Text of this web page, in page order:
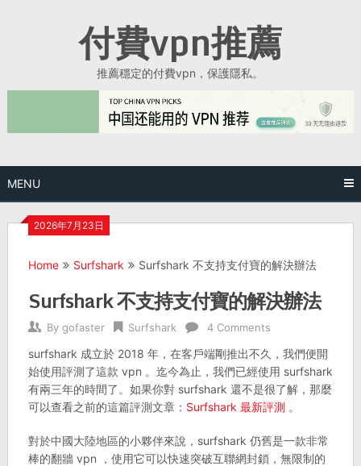
付費vpn推薦
推薦穩定的付費vpn，保護隱私。
MENU
2026年7月23日
Home Surfshark Surfshark 不支持支付寶的解決辦法
Surfshark 不支持支付寶的解決辦法
By gofaster Surfshark 4 Comments
surfshark 成立於 2018 年，在客戶端剛推出不久，我們便開
始使用評測了這款 vpn 。迄今為止，我們已經使用 surfshark
有兩三年的時間了。如果你對 surfshark 還不是很了解，那麼
可以查看之前的這篇評測文章： Surfshark 最新評測 。
對於中國大陸地區的小夥伴來說，surfshark 仍舊是一款非常
棒的翻牆 vpn ，使用它可以快速突破互聯網封鎖，無限制的